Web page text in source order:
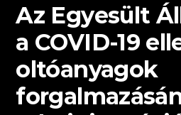
Az Egyesült
a COVID-19
oltóanyagok